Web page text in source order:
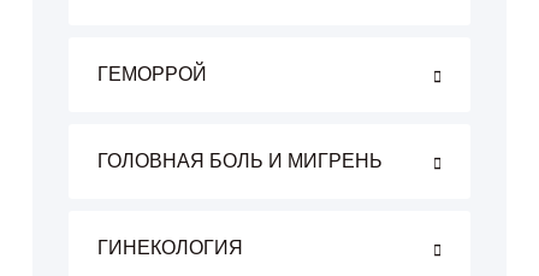
ГЕМОРРОЙ
ГОЛОВНАЯ БОЛЬ И МИГРЕНЬ
ГИНЕКОЛОГИЯ